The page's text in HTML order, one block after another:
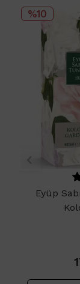
%10
Eyüp